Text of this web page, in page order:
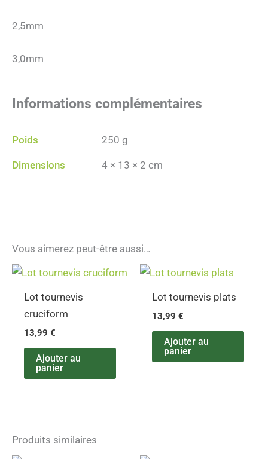
2,5mm
3,0mm
Informations complémentaires
Poids 250 g
Dimensions 4 × 13 × 2 cm
Vous aimerez peut-être aussi…
Lot tournevis
cruciform
13,99€
Ajouter au
panier
Lot tournevis plats
13,99€
Ajouter au
panier
Produits similaires